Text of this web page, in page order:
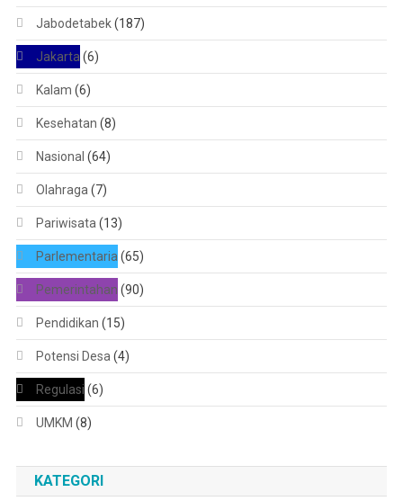
Jabodetabek(187)
Jakarta (6)
Kalam (6)
Kesehatan (8)
Nasional (64)
Olahraga (7)
Pariwisata (13)
Parlementaria (65)
Pemerintahan (90)
Pendidikan (15)
Potensi Desa (4)
Regulasi (6)
UMKM (8)
KATEGORI